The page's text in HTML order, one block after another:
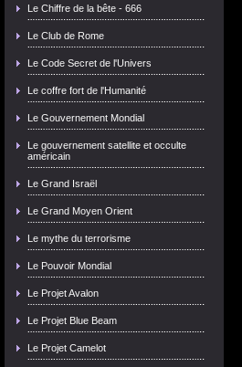
Le Chiffre de la bête - 666
Le Club de Rome
Le Code Secret de l'Univers
Le coffre fort de l'Humanité
Le Gouvernement Mondial
Le gouvernement satellite et occulte
américain
Le Grand Israël
Le Grand Moyen Orient
Le mythe du terrorisme
Le Pouvoir Mondial
Le Projet Avalon
Le Projet Blue Beam
Le Projet Camelot